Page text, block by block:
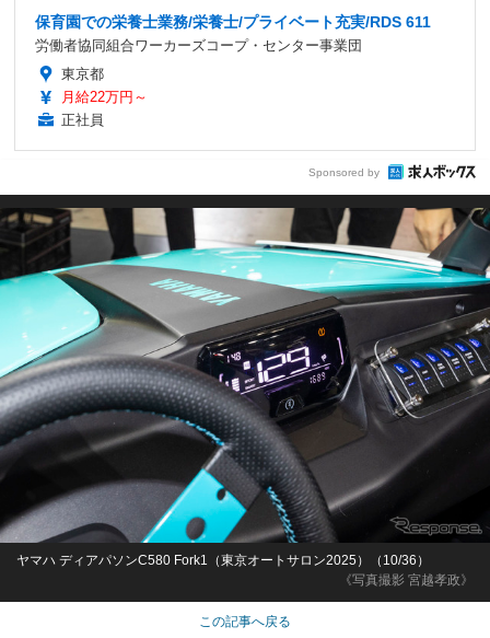
保育園での栄養士業務/栄養士/プライベート充実/RDS 611
労働者協同組合ワーカーズコープ・センター事業団
東京都
月給22万円～
正社員
Sponsored by
《写真撮影 宮越孝政》
ヤマハ ディアパソンC580 Fork1（東京オートサロン2025）（10/36）
この記事へ戻る